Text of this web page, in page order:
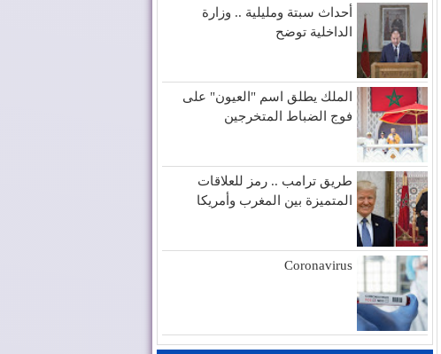
أحداث سبتة ومليلية .. وزارة
الداخلية توضح
الملك يطلق اسم "العيون" على
فوج الضباط المتخرجين
طريق ترامب .. رمز للعلاقات
المتميزة بين المغرب وأمريكا
Coronavirus